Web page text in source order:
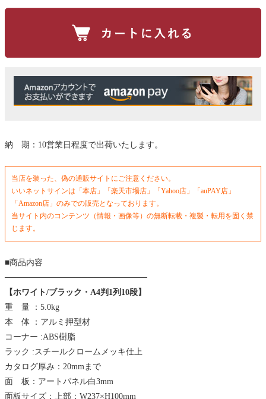
納 期：10営業日程度で出荷いたします。
当店を装った、偽の通販サイトにご注意ください。
いいネットサインは「本店」「楽天市場店」「Yahoo店」「auPAY店」
「Amazon店」のみでの販売となっております。
当サイト内のコンテンツ（情報・画像等）の無断転載・複製・転用を固く禁
じます。
■商品内容
────────────────────────
【ホワイト/ブラック・A4判1列10段】
重 量 ：5.0kg
本 体 ：アルミ押型材
コーナー :ABS樹脂
ラック :スチールクロームメッキ仕上
カタログ厚み：20mmまで
面 板：アートパネル白3mm
面板サイズ：上部：W237×H100mm